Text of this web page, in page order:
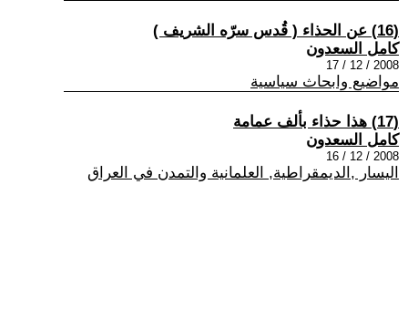
(16) عن الحذاء ( قُدس سرّه الشريف )
كامل السعدون
2008 / 12 / 17
مواضيع وابحاث سياسية
(17) هذا حذاء بألف عمامة
كامل السعدون
2008 / 12 / 16
اليسار ,الديمقراطية, العلمانية والتمدن في العراق